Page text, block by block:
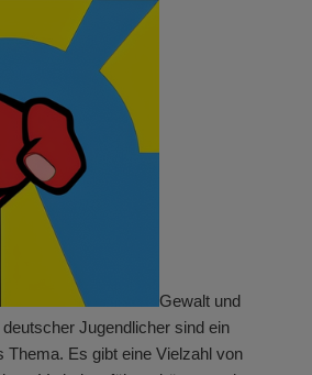
Gewalt und
Jugendlicher sind ein
Thema. Es gibt eine Vielzahl von